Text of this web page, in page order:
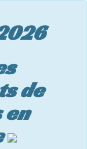
de
en